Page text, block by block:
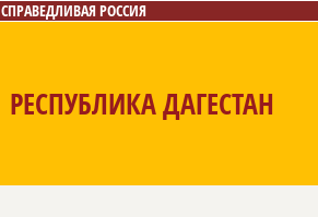
СПРАВЕДЛИВАЯ РОССИЯ
РЕСПУБЛИКА ДАГЕСТАН